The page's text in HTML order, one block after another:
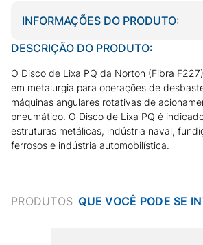
INFORMAÇÕES DO PRODUTO:
DESCRIÇÃO DO PRODUTO:
O Disco de Lixa PQ da Norton (Fibra
em metalurgia para operações de
máquinas angulares rotativas de
pneumático. O Disco de Lixa PQ é
estruturas metálicas, indústria naval,
ferrosos e indústria automobilística.
PRODUTOS